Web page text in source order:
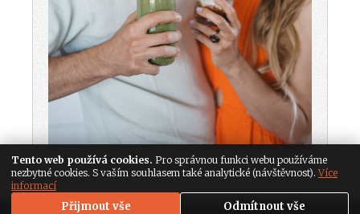
Tento web používá cookies. Pro správnou funkci webu používáme
nezbytné cookies. S vaším souhlasem také analytické (návštěvnost).Více
informací
Přijmout vše Odmítnout vše